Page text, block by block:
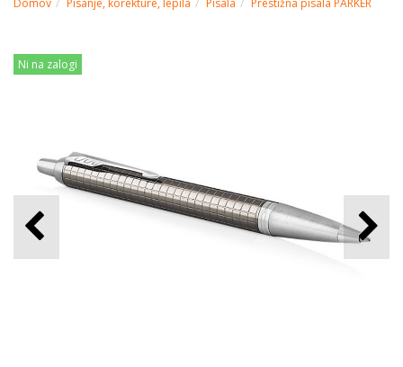
Domov Pisanje, korekture, lepila Pisala Prestižna pisala PARKER
Ni na zalogi